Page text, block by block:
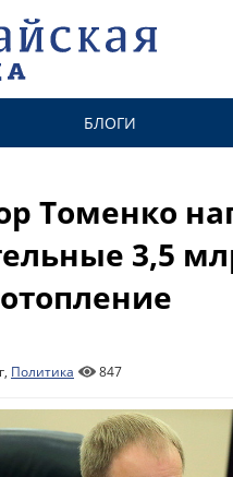
БЛОГИ
Томенко
3,5
Политика 847